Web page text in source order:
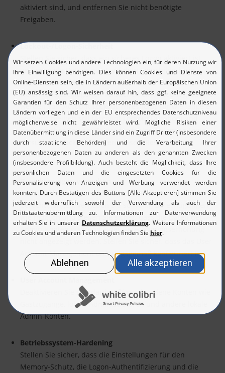
aktiviert sind, und entfernen Sie nicht benötigte
Freigaben.
Lockout-/Logon-Sicherheit
Stellen Sie sicher, dass ein sicheres Logon aktiviert ist
und sensible Details nicht auf dem Sperrbildschirm
angezeigt werden. Legen Sie außerdem fest, nach wie
vielen fehlgeschlagenen Versuchen ein Account gesperrt
werden soll (Account Lockout Threshold), für wie lange er
gesperrt bleiben soll (Account Lockout Duration) und
nach welcher Zeit der Zähler für fehlgeschlagene Login-
Versuche zurückgesetzt werden soll (Reset Lockout
Counter).
Berechtigungen verwalten
Widerrufen Sie irrtümlich vergebene User-
Berechtigungen, vergeben Sie so wenig Berechtigungen
wie möglich und stellen Sie sicher, dass die Daten der
Admin-Konten während einer Berechtigungserhöhung
Account Management ordnungsgemäß konfiguriert ist.
Deaktivieren Sie standardmäßig vorhandene Konten wie
Gastzugänge, lokale Administratoren und andere lokale
Admin-Konten.
Betriebssystem-Hardening
Stellen Sie sicher, dass die Einstellungen für den
Memory-Schutz, die Logon-Authentifizierung und die